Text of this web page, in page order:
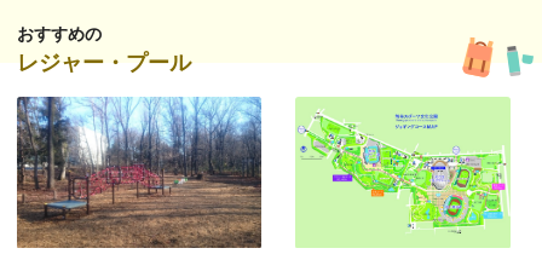
おすすめの
レジャー・プール